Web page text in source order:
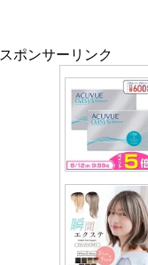
スポンサーリンク